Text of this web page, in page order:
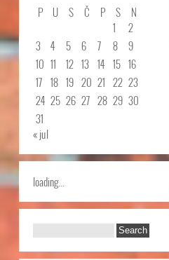
P U S Č P S
N
1
2
3
4 5 6 7 8
9
10 11 12 13 14 15 16
17 18 19 20 21 22 23
24 25 26 27 28 29 30
31
« jul
loading...